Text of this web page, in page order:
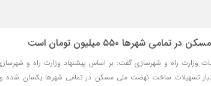
شهر‌ها ۵۵۰ میلیون تومان است
وزارت راه و شهرسازی گفت: بر اساس پیشنهاد وزارت راه و
تسهیلات ساخت نهضت ملی مسکن در تمامی شهر‌ها یکسان شده